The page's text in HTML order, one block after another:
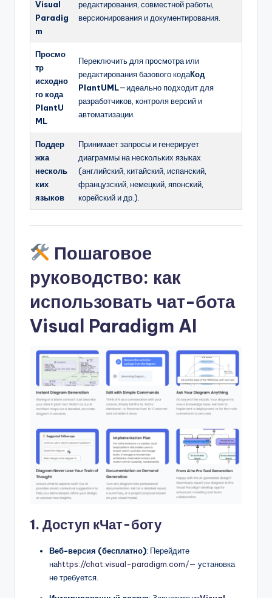
Visual
Paradig
m
редактирования, совместной работы,
версионирования и документирования.
Просмо
тр
исходно
го кода
PlantU
ML
Переключить для просмотра или
редактирования базового кодаКод
PlantUML—идеально подходит для
разработчиков, контроля версий и
автоматизации.
Поддер
жка
несколь
ких
языков
Принимает запросы и генерирует
диаграммы на нескольких языках
(английский, китайский, испанский,
французский, немецкий, японский,
корейский и др.).
Пошаговое
руководство: как
использовать чат-бота
Visual Paradigm AI
1. Доступ кЧат-боту
Веб-версия (бесплатно): Перейдите
наhttps://chat.visual-paradigm.com/— установка
не требуется.